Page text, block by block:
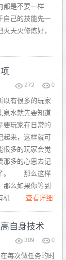
都是不要一样
自己的技能先一
天火修炼好，
272 0
有很多的玩家
泉水就先要知道
玩家在日常的
起来，这样就可
很多的玩家会觉
那多的心思去记
了。 那么这样
么如果你等到
...
查看详细
自身技术
309 0
每次做任务的时